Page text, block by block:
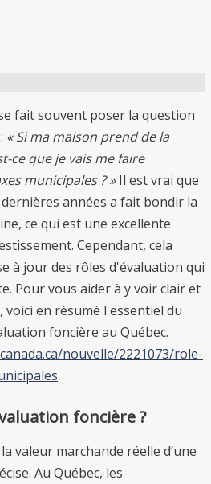
fait souvent poser la question
« Si ma maison prend de la
ce que je vais me faire
municipales ? »Il est vrai que
années a fait bondir la
ce qui est une excellente
Cependant, cela
à jour des rôles d'évaluation qui
Pour vous aider à y voir clair et
en résumé l'essentiel du
foncière au Québec.
nouvelle/2221073/role-
foncière ?
valeur marchande réelle d’une
Au Québec, les